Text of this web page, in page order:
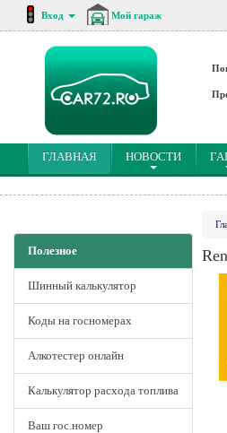
Вход Мой гараж
ГЛАВНАЯ(CURRENT)
НОВОСТИ
Полезное
Шинный калькулятор
Коды на госномерах
Алкотестер онлайн
Калькулятор расхода топлива
Ваш гос.номер